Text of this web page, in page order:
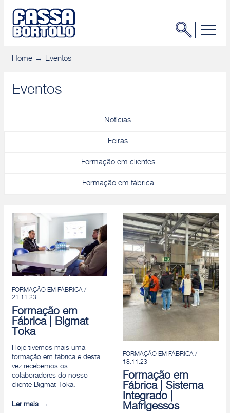
Home Eventos
Eventos
Notícias
Feiras
Formação em clientes
Formação em fábrica
FORMAÇÃO EM FÁBRICA /
21.11.23
Formação em
Fábrica | Bigmat
Toka
Hoje tivemos mais uma
formação em fábrica e desta
vez recebemos os
colaboradores do nosso
cliente Bigmat Toka.
Ler mais
FORMAÇÃO EM FÁBRICA /
18.11.23
Formação em
Fábrica | Sistema
Integrado |
Mafrigessos